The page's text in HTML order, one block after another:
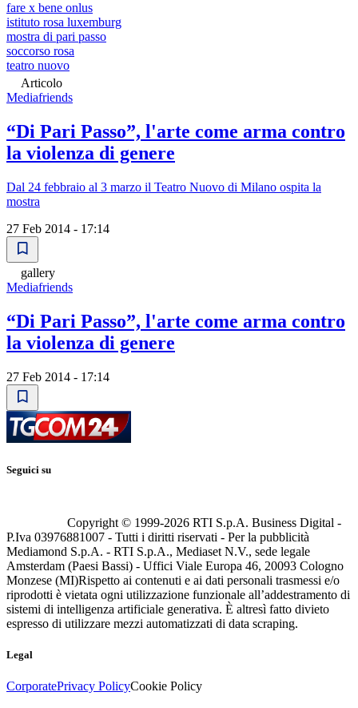
fare x bene onlus
istituto rosa luxemburg
mostra di pari passo
soccorso rosa
teatro nuovo
Articolo
Mediafriends
“Di Pari Passo”, l'arte come arma contro
la violenza di genere
Dal 24 febbraio al 3 marzo il Teatro Nuovo di Milano ospita la
mostra
27 Feb 2014 - 17:14
gallery
Mediafriends
“Di Pari Passo”, l'arte come arma contro
la violenza di genere
27 Feb 2014 - 17:14
Seguici su
Copyright © 1999-2026 RTI S.p.A. Business Digital -
P.Iva 03976881007 - Tutti i diritti riservati - Per la pubblicità
Mediamond S.p.A. - RTI S.p.A., Mediaset N.V., sede legale
Amsterdam (Paesi Bassi) - Uffici Viale Europa 46, 20093 Cologno
Monzese (MI)Rispetto ai contenuti e ai dati personali trasmessi e/o
riprodotti è vietata ogni utilizzazione funzionale all’addestramento di
sistemi di intelligenza artificiale generativa. È altresì fatto divieto
espresso di utilizzare mezzi automatizzati di data scraping.
Legal
CorporatePrivacy PolicyCookie Policy